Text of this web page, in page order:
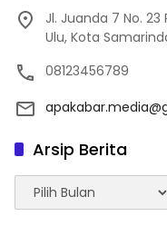
Jl. Juanda 7 No. 23
Ulu, Kota
08123456789
Arsip Berita
Arsip
Berita